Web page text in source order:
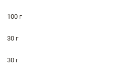
100 г
30 г
30 г